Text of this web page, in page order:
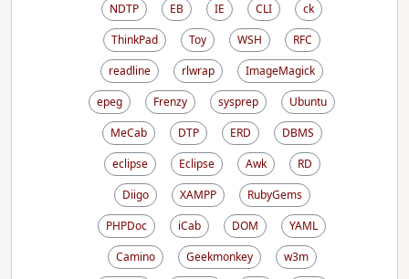
NDTP
EB IE CLI
ck
ThinkPad
Toy WSH
RFC
readline
rlwrap
ImageMagick
epeg
Frenzy sysprep
Ubuntu
MeCab
DTP ERD
DBMS
eclipse
Eclipse Awk
RD
Diigo
XAMPP
RubyGems
PHPDoc
iCab DOM
YAML
Camino
Geekmonkey
w3m